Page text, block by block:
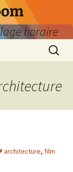
horaire
architecture, film